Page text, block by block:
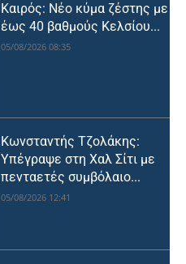
Καιρός: Νέο κύμα ζέστης με
έως 40 βαθμούς Κελσίου...
05/08/2026 08:35
Κωνσταντής Τζολάκης:
Υπέγραψε στη Χαλ Σίτι με
πενταετές συμβόλαιο...
05/08/2026 12:41